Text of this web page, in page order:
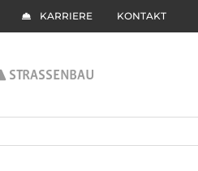
KARRIERE KONTAKT
STRASSENBAU